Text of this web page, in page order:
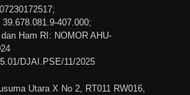
407.000;
Ham RI: NOMOR AHU-
DJAI.PSE/11/2025
Utara X No 2, RT011 RW016,